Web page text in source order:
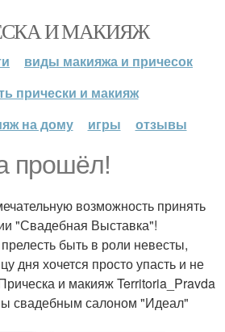
И МАКИЯЖ
виды макияжа и причесок
прически и макияж
на дому
игры отзывы
прошёл!
возможность принять
"Свадебная Выставка"!
быть в роли невесты,
дня хочется просто упасть и не
и макияж Territoria_Pravda
свадебным салоном "Идеал"